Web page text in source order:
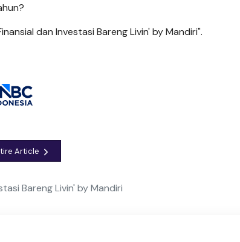
dan Investasi Bareng Livin' by Mandiri".
Article
Bareng Livin' by Mandiri